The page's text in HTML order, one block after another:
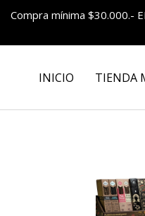
Compra mínima $30.000.-
INICIO TIENDA